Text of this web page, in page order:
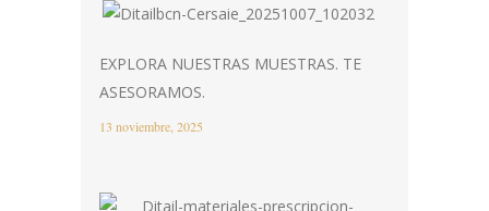
EXPLORA NUESTRAS MUESTRAS. TE
ASESORAMOS.
13 noviembre, 2025